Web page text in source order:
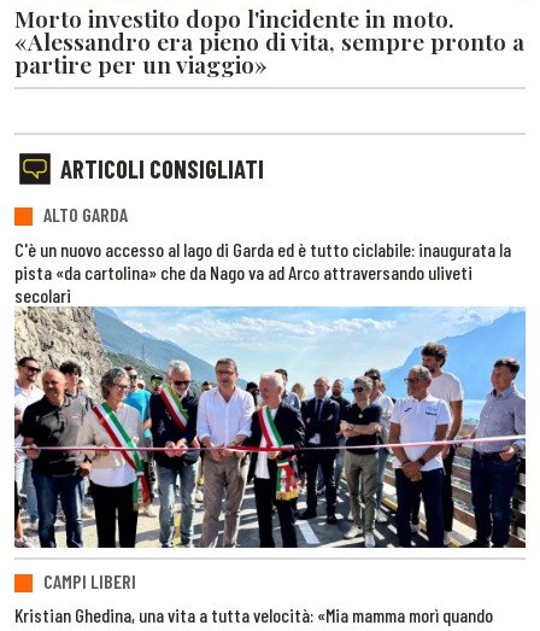
Morto investito dopo l'incidente in moto.
«Alessandro era pieno di vita, sempre pronto a
partire per un viaggio»
ARTICOLI CONSIGLIATI
ALTO GARDA
C'è un nuovo accesso al lago di Garda ed è tutto ciclabile: inaugurata la
pista «da cartolina» che da Nago va ad Arco attraversando uliveti
secolari
CAMPI LIBERI
Kristian Ghedina, una vita a tutta velocità: «Mia mamma morì quando